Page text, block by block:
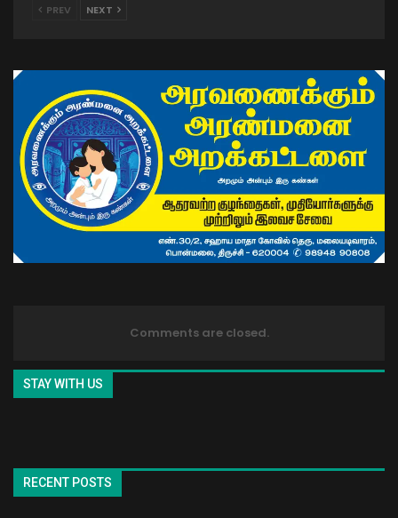
PREV NEXT
Comments are closed.
STAY WITH US
RECENT POSTS